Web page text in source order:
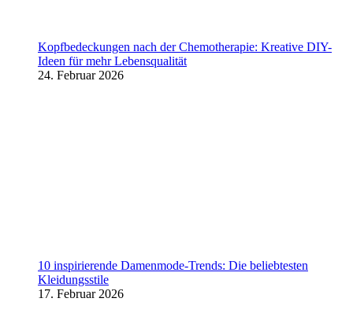
Kopfbedeckungen nach der Chemotherapie: Kreative DIY-
Ideen für mehr Lebensqualität
24. Februar 2026
10 inspirierende Damenmode-Trends: Die beliebtesten
Kleidungsstile
17. Februar 2026